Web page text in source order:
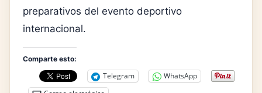
preparativos del evento deportivo
internacional.
Comparte esto:
Telegram
WhatsApp